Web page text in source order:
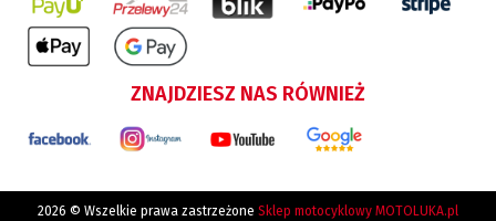
ZNAJDZIESZ NAS RÓWNIEŻ
2026 © Wszelkie prawa zastrzeżone Sklep motocyklowy MOTOLUKA.pl